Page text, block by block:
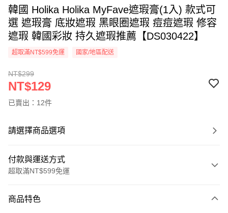
韓國 Holika Holika MyFave遮瑕膏(1入) 款式可
選 遮瑕膏 底妝遮瑕 黑眼圈遮瑕 痘痘遮瑕 修容
遮瑕 韓國彩妝 持久遮瑕推薦【DS030422】
超取滿NT$599免運 國家/地區配送
NT$299
NT$129
已賣出：12件
請選擇商品選項
付款與運送方式
超取滿NT$599免運
信用卡一次付款
商品特色